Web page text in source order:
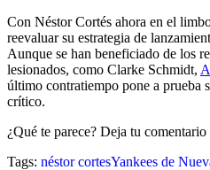
Con Néstor Cortés ahora en el
reevaluar su estrategia de
Aunque se han beneficiado de los
lesionados, como Clarke Schmidt,
último contratiempo pone a prueba
crítico.
¿Qué te parece? Deja tu
Tags: néstor cortesYankees de